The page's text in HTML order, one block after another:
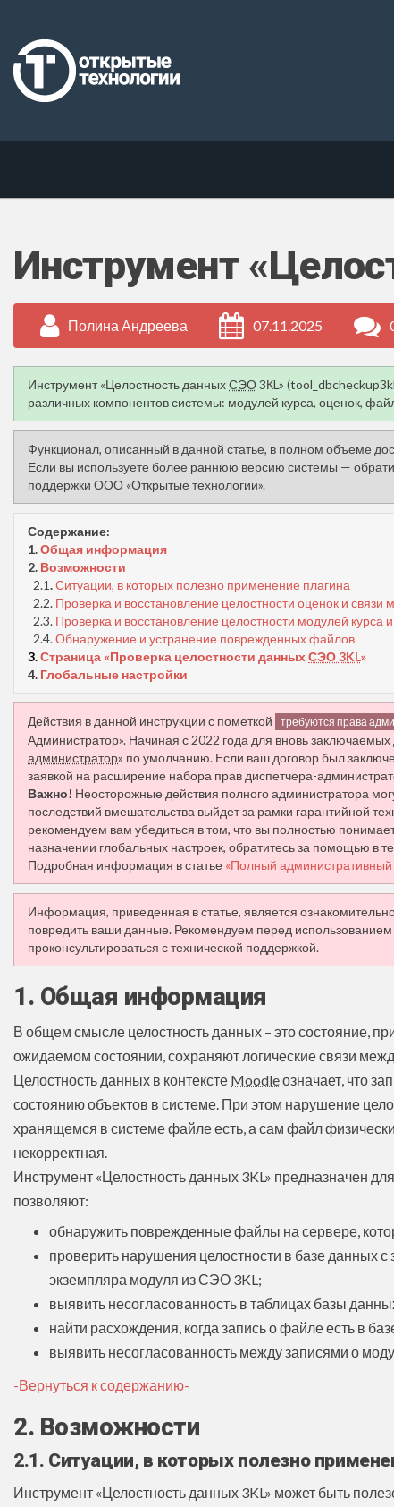
Инструмент
Полина Андреева 07.11.2025
Инструмент «Целостность данныхСЭО3КL»
различных компонентов системы: модулей курса, оценок,
Функционал, описанный в данной статье, в полном объеме
Если вы используете более раннюю версию системы —
поддержки ООО «Открытые технологии».
Содержание:
1.Общая информация
2. Возможности
2.1.Ситуации, в которых полезно применение плагина
2.2. Проверка и восстановление целостности оценок и
2.3. Проверка и восстановление целостности модулей курса
2.4.Обнаружение и устранение поврежденных файлов
3.Страница «Проверка целостности данныхСЭО 3KL»
4. Глобальные настройки
Действия в данной инструкции с пометкой требуются права
Администратор». Начиная с 2022 года для вновь
администратор» по умолчанию. Если ваш договор был
заявкой на расширение набора прав диспетчера-
Важно! Неосторожные действия полного администратора
последствий вмешательства выйдет за рамки гарантийной
рекомендуем вам убедиться в том, что вы полностью
назначении глобальных настроек, обратитесь за помощью в
Подробная информация в статье «Полный административный
Информация, приведенная в статье, является
повредить ваши данные. Рекомендуем перед использованием
проконсультироваться с технической поддержкой.
1. Общая информация
В общем смысле целостность данных – это состояние,
ожидаемом состоянии, сохраняют логические связи
Целостность данных в контексте Moodleозначает, что
состоянию объектов в системе. При этом нарушение
хранящемся в системе файле есть, а сам файл
некорректная.
Инструмент «Целостность данных 3KL» предназначен
позволяют:
обнаружить поврежденные файлы на сервере,
проверить нарушения целостности в базе данных
экземпляра модуля из СЭО 3KL;
выявить несогласованность в таблицах базы
найти расхождения, когда запись о файле есть в
выявить несогласованность между записями о
-Вернуться к содержанию-
2. Возможности
2.1. Ситуации, в которых полезно
Инструмент «Целостность данных 3KL» может быть